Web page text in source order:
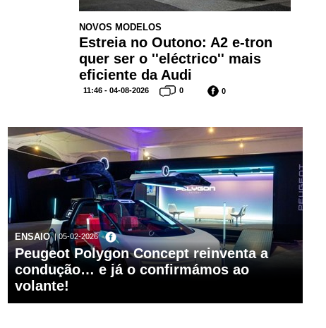
NOVOS MODELOS
Estreia no Outono: A2 e-tron
quer ser o ''eléctrico'' mais
eficiente da Audi
11:46 - 04-08-2026 0 0
ENSAIO | 05-02-2026
Peugeot Polygon Concept reinventa a
condução… e já o confirmámos ao
volante!